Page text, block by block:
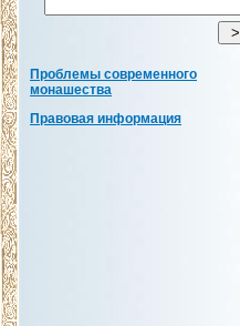
Проблемы современного
монашества
Правовая информация